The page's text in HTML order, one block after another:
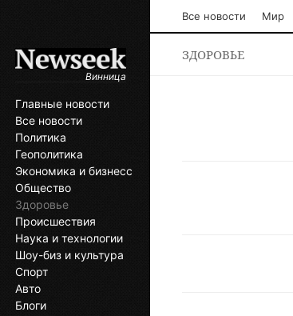
Винница
Главные новости
Все новости
Политика
Геополитика
Экономика и бизнесс
Общество
Здоровье
Происшествия
Наука и технологии
Шоу-биз и культура
Спорт
Авто
Блоги
Все новости Мир
ЗДОРОВЬЕ